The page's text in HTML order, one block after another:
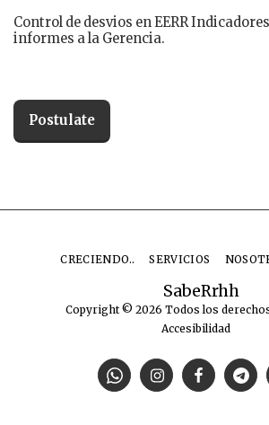
Control de desvios en EERR
informes a la Gerencia.
Postulate
SabeRrhh
Copyright © 2026 Todos los
Accesibilidad
CRECIENDO.. SERVICIOS